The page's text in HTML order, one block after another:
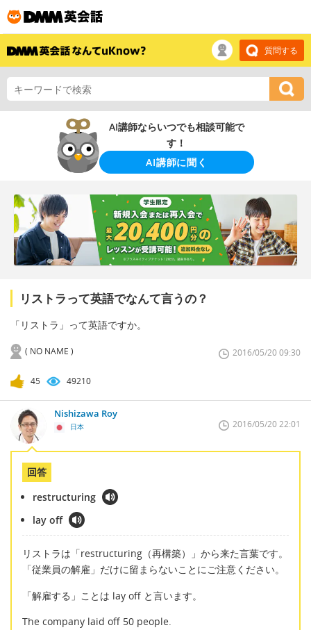
質問する
AI講師ならいつでも相談可能で
す！
AI講師に聞く
リストラって英語でなんて言うの？
「リストラ」って英語ですか。
( NO NAME ) 2016/05/20 09:30
45 49210
Nishizawa Roy
日本 2016/05/20 22:01
回答
restructuring
lay off
リストラは「restructuring（再構築）」から来た言葉です。
「従業員の解雇」だけに留まらないことにご注意ください。
「解雇する」ことは lay off と言います。
The company laid off 50 people.